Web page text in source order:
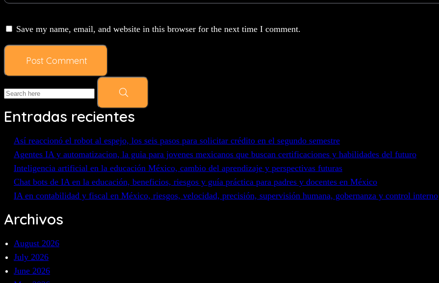
Save my name, email, and website in this browser for the next time I comment.
Entradas recientes
Así reaccionó el robot al espejo, los seis pasos para solicitar crédito en el segundo semestre
Agentes IA y automatizacion, la guia para jovenes mexicanos que buscan certificaciones y habilidades del futuro
Inteligencia artificial en la educación México, cambio del aprendizaje y perspectivas futuras
Chat bots de IA en la educación, beneficios, riesgos y guía práctica para padres y docentes en México
IA en contabilidad y fiscal en México, riesgos, velocidad, precisión, supervisión humana, gobernanza y control interno
Archivos
August 2026
July 2026
June 2026